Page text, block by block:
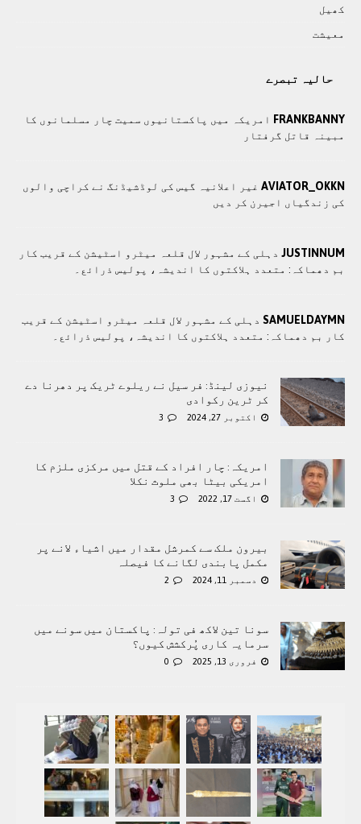
کھيل
معيشت
حالیہ تبصرے
FRANKBANNY امریکہ میں پاکستانیوں سمیت چار مسلمانوں کا
مبینہ قاتل گرفتار
AVIATOR_OKKN غیر اعلانیہ گیس کی لوڈشیڈنگ نے کراچی والوں
کی زندگیاں اجیرن کر دیں
JUSTINNUM دہلی کے مشہور لال قلعہ میٹرو اسٹیشن کے قریب کار
بم دھماکہ: متعدد ہلاکتوں کا انديشہ، پولیس ذرائع۔
SAMUELDAYMN دہلی کے مشہور لال قلعہ میٹرو اسٹیشن کے قریب
کار بم دھماکہ: متعدد ہلاکتوں کا انديشہ، پولیس ذرائع۔
نیوزی لینڈ: فر سیل نے ریلوے ٹریک پر دھرنا دے
کر ٹرین رکوادی
اکتوبر 27, 2024 3
امریکہ: چار افراد کے قتل میں مرکزی ملزم کا
امريکی بیٹا بھی ملوث نکلا
اگست 17, 2022 3
بیرون ملک سے کمرشل مقدار میں اشیاء لانے پر
مکمل پابندی لگانے کا فیصلہ
دسمبر 11, 2024 2
سونا تین لاکھ فی تولہ: پاکستان میں سونے میں
سرمایہ کاری پُرکشش کیوں؟
فروری 13, 2025 0